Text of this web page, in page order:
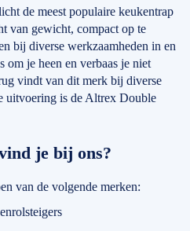
de meest populaire keukentrap
van gewicht, compact op te
bij diverse werkzaamheden in en
je heen en verbaas je niet
vindt van dit merk bij diverse
uitvoering is de Altrex Double
je bij ons?
van de volgende merken: